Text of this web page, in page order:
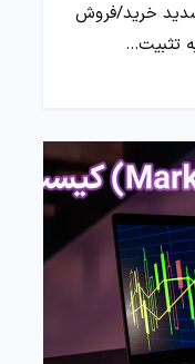
خرید/فروش
تثبیت…